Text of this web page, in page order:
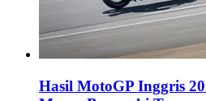
Hasil MotoGP Inggris